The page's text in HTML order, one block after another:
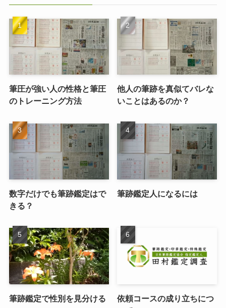
筆圧が強い人の性格と筆圧
のトレーニング方法
他人の筆跡を真似てバレな
いことはあるのか？
数字だけでも筆跡鑑定はで
きる？
筆跡鑑定人になるには
筆跡鑑定で性別を見分ける
依頼コースの成り立ちにつ